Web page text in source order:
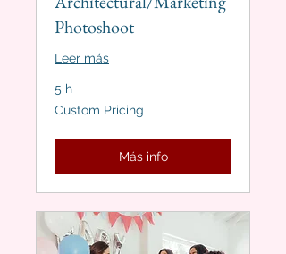
Photoshoot
Leer más
5 h
Custom
Pricing
Custom Pricing
Más info